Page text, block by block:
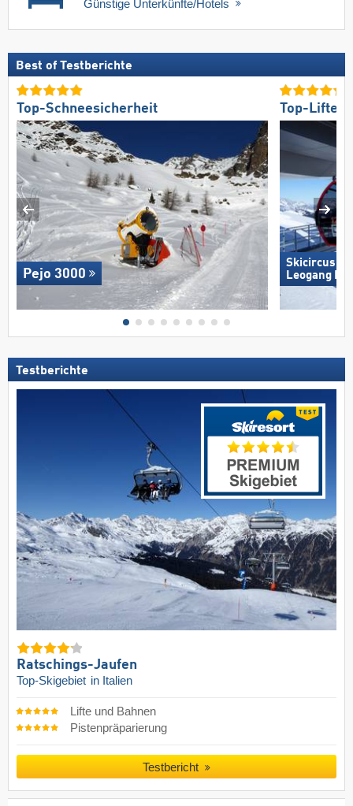
Günstige Unterkünfte/Hotels
Best of Testberichte
Top-Schneesicherheit
Pejo 3000
Top-Lifte/
Skicircus
Leogang
Testberichte
Ratschings-Jaufen
Top-Skigebiet in Italien
Lifte und Bahnen
Pistenpräparierung
Testbericht